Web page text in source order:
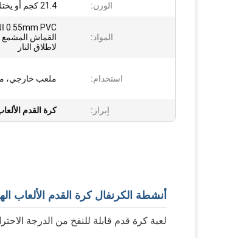
الوزن: 21.4 كجم أو يختلف حسب الحجم
المواد:
القماش المشمع
لاطلاق النار
استخدام: ملعب خارجي،
إبراز: كرة القدم
أنشطة الكرنفال كرة القدم الألعاب
لعبة كرة قدم قابلة للنفخ من الدرجة